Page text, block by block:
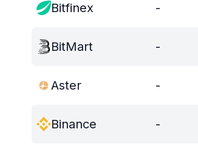
Bitfinex -
BitMart -
Aster -
Binance -